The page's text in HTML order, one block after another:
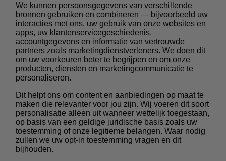
We kunnen persoonsgegevens van verschillende
bronnen gebruiken en combineren — bijvoorbeeld uw
interacties met ons, uw gebruik van onze websites en
apps, uw klantenservicegeschiedenis,
accountgegevens en informatie van vertrouwde
partners zoals marketingdienstverleners. We doen dit
om uw voorkeuren beter te begrijpen en om onze
producten, diensten en marketingcommunicatie te
personaliseren.
Dit helpt ons om content en aanbiedingen op maat te
maken die relevanter voor jou zijn. Wij voeren dit soort
personalisatie alleen uit wanneer wettelijk toegestaan,
op basis van een geldige juridische basis zoals uw
toestemming of onze legitieme belangen. Waar nodig
zullen we uw opt-in toestemming vragen en dit
bijhouden.